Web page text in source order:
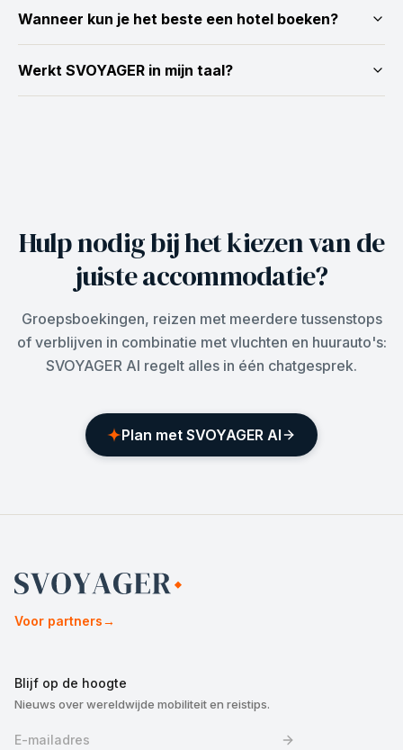
Wanneer kun je het beste een hotel boeken?
Werkt SVOYAGER in mijn taal?
Hulp nodig bij het kiezen van de
juiste accommodatie?
Groepsboekingen, reizen met meerdere tussenstops
of verblijven in combinatie met vluchten en huurauto's:
SVOYAGER AI regelt alles in één chatgesprek.
Plan met SVOYAGER AI
Voor partners→
Blijf op de hoogte
Nieuws over wereldwijde mobiliteit en reistips.